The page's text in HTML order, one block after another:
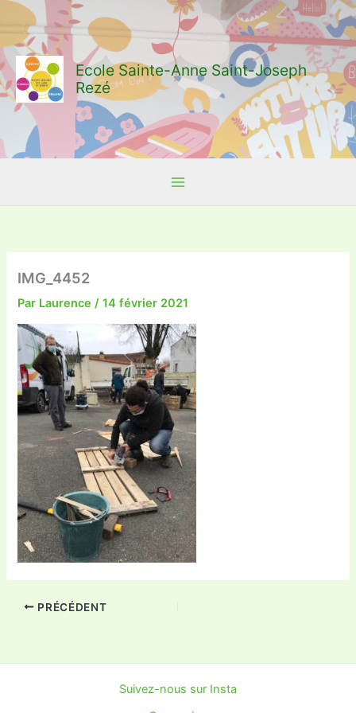
Aller
contenu
Ecole Sainte-Anne Saint-Joseph
Rezé
IMG_4452
Par Laurence/14 février 2021
PRÉCÉDENT
Suivez-nous sur Insta